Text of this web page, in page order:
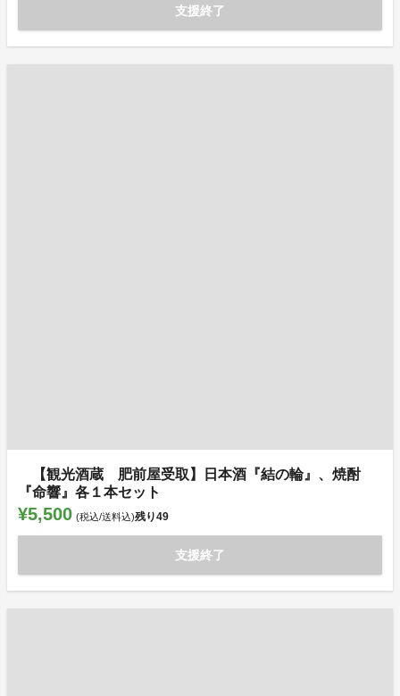
支援終了
【観光酒蔵 肥前屋受取】日本酒『結の輪』、焼酎
『命響』各１本セット
¥5,500 (税込/送料込)残り49
支援終了